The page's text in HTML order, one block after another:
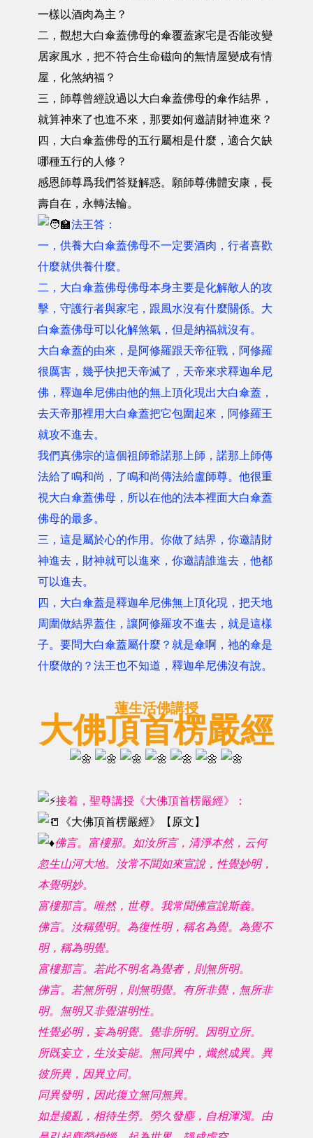
一樣以酒肉為主？
二，觀想大白傘蓋佛母的傘覆蓋家宅是否能改變
居家風水，把不符合生命磁向的無情屋變成有情
屋，化煞納福？
三，師尊曾經說過以大白傘蓋佛母的傘作結界，
就算神來了也進不來，那要如何邀請財神進來？
四，大白傘蓋佛母的五行屬相是什麼，適合欠缺
哪種五行的人修？
感恩師尊爲我們答疑解惑。願師尊佛體安康，長
壽自在，永轉法輪。
法王答：
一，供養大白傘蓋佛母不一定要酒肉，行者喜歡
什麼就供養什麼。
二，大白傘蓋佛母佛母本身主要是化解敵人的攻
擊，守護行者與家宅，跟風水沒有什麼關係。大
白傘蓋佛母可以化解煞氣，但是納福就沒有。
大白傘蓋的由來，是阿修羅跟天帝征戰，阿修羅
很厲害，幾乎快把天帝滅了，天帝來求釋迦牟尼
佛，釋迦牟尼佛由他的無上頂化現出大白傘蓋，
去天帝那裡用大白傘蓋把它包圍起來，阿修羅王
就攻不進去。
我們真佛宗的這個祖師爺諾那上師，諾那上師傳
法給了鳴和尚，了鳴和尚傳法給盧師尊。他很重
視大白傘蓋佛母，所以在他的法本裡面大白傘蓋
佛母的最多。
三，這是屬於心的作用。你做了結界，你邀請財
神進去，財神就可以進來，你邀請誰進去，他都
可以進去。
四，大白傘蓋是釋迦牟尼佛無上頂化現，把天地
周圍做結界蓋住，讓阿修羅攻不進去，就是這樣
子。要問大白傘蓋屬什麼？就是傘啊，祂的傘是
什麼做的？法王也不知道，釋迦牟尼佛沒有說。
蓮生活佛講授
大佛頂首楞嚴經
接着，聖尊講授《大佛頂首楞嚴經》：
《大佛頂首楞嚴經》【原文】
佛言。富樓那。如汝所言，清淨本然，云何
忽生山河大地。汝常不聞如來宣說，性覺妙明，
本覺明妙。
富樓那言。唯然，世尊。我常聞佛宣說斯義。
佛言。汝稱覺明。為復性明，稱名為覺。為覺不
明，稱為明覺。
富樓那言。若此不明名為覺者，則無所明。
佛言。若無所明，則無明覺。有所非覺，無所非
明。無明又非覺湛明性。
性覺必明，妄為明覺。覺非所明。因明立所。
所既妄立，生汝妄能。無同異中，熾然成異。異
彼所異，因異立同。
同異發明，因此復立無同無異。
如是擾亂，相待生勞。勞久發塵，自相渾濁。由